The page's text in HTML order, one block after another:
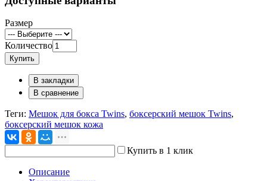
Размер
Количество
Купить
В закладки
В сравнение
Теги: Мешок для бокса Twins, боксерский мешок Twins,
боксерский мешок кожа
Купить в 1 клик
Описание